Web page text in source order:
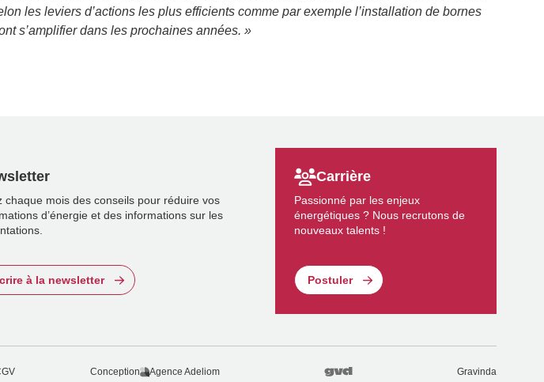
les leviers d’actions les plus efficients comme par exemple l’installation de bornes
s’amplifier dans les prochaines années. »
chaque mois des conseils pour réduire vos
d’énergie et des informations sur les
à la newsletter
Carrière
Passionné par les enjeux
énergétiques ? Nous recrutons de
nouveaux talents !
Postuler
Conception Agence Adeliom Gravinda